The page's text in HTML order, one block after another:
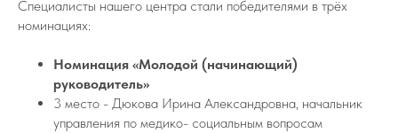
Специалисты нашего центра стали победителями в трёх
номинациях:
Номинация «Молодой (начинающий)
руководитель»
3 место - Дюкова Ирина Александровна, начальник
управления по медико- социальным вопросам